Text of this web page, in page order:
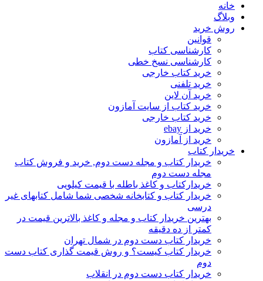
خانه
وبلاگ
روش خرید
قوانین
کارشناسی کتاب
کارشناسی نسخ خطی
خرید کتاب خارجی
خرید تلفنی
خرید آن لاین
خرید کتاب از سایت آمازون
خرید کتاب خارجی
خرید از ebay
خرید از آمازون
خریدار کتاب
خریدار کتاب و مجله دست دوم, خرید و فروش کتاب
مجله دست دوم
خریدارکتاب و کاغذ باطله با قیمت کیلویی
خریدار کتاب و کتابخانه شخصی شما شامل کتابهای غیر
درسی
بهترین خریدار کتاب و مجله و کاغذ بالاترین قیمت در
کمتر از ده دقیقه
خریدار کتاب دست دوم در شمال تهران
خریدار کتاب کیست؟ و روش قیمت گذاری کتاب دست
دوم
خریدار کتاب دست دوم در انقلاب